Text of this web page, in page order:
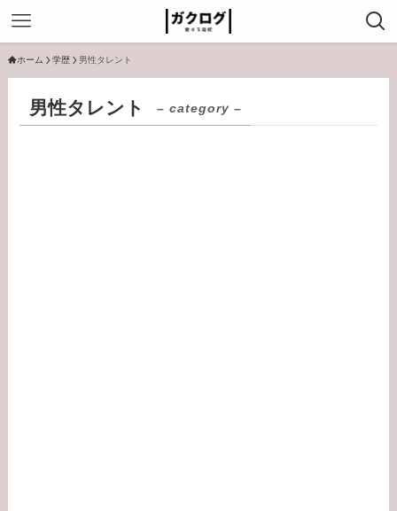
ホーム 学歴 男性タレント
男性タレント – category –